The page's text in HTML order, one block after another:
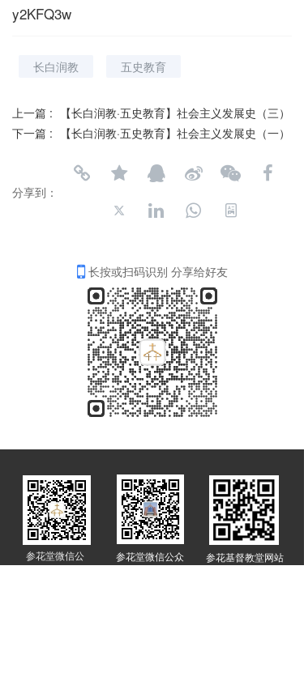
y2KFQ3w
长白润教 五史教育
上一篇 :
【长白润教·五史教育】社会主义发展史（三）
下一篇 :
【长白润教·五史教育】社会主义发展史（一）
分享到：
长按或扫码识别 分享给好友
参花堂微信公
参花基督教堂网站
参花堂微信公众